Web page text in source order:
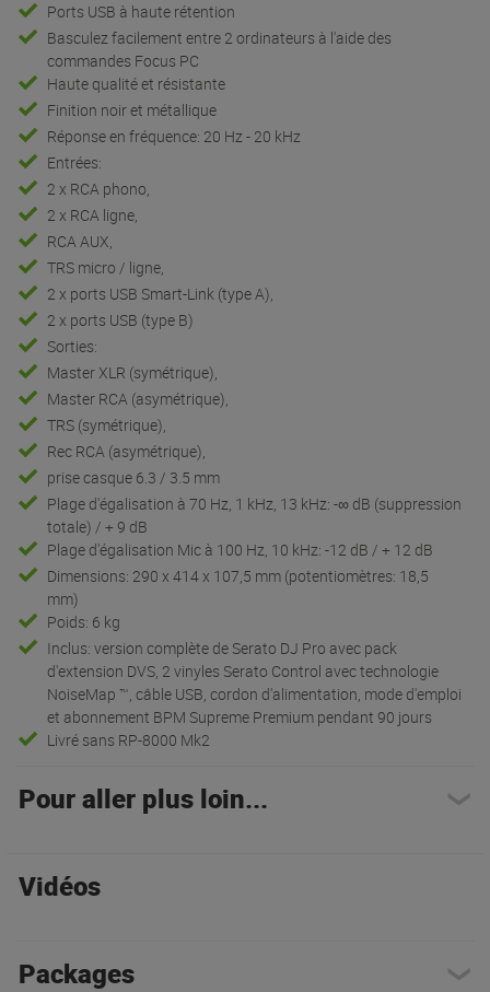
Ports USB à haute rétention
Basculez facilement entre 2 ordinateurs à l'aide des
commandes Focus PC
Haute qualité et résistante
Finition noir et métallique
Réponse en fréquence: 20 Hz - 20 kHz
Entrées:
2 x RCA phono,
2 x RCA ligne,
RCA AUX,
TRS micro / ligne,
2 x ports USB Smart-Link (type A),
2 x ports USB (type B)
Sorties:
Master XLR (symétrique),
Master RCA (asymétrique),
TRS (symétrique),
Rec RCA (asymétrique),
prise casque 6.3 / 3.5 mm
Plage d'égalisation à 70 Hz, 1 kHz, 13 kHz: -∞ dB (suppression
totale) / + 9 dB
Plage d'égalisation Mic à 100 Hz, 10 kHz: -12 dB / + 12 dB
Dimensions: 290 x 414 x 107,5 mm (potentiomètres: 18,5
mm)
Poids: 6 kg
Inclus: version complète de Serato DJ Pro avec pack
d'extension DVS, 2 vinyles Serato Control avec technologie
NoiseMap ™, câble USB, cordon d'alimentation, mode d'emploi
et abonnement BPM Supreme Premium pendant 90 jours
Livré sans RP-8000 Mk2
Pour aller plus loin...
Vidéos
Packages